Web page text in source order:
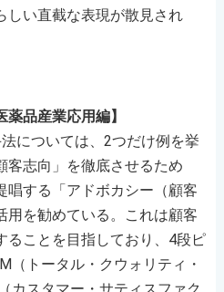
しい直截な表現が散見され
薬品産業応用編】
については、2つだけ例を挙
客志向」を徹底させるため
唱する「アドボカシー（顧客
用を勧めている。これは顧客
ることを目指しており、4段ピ
（トータル・クウォリティ・
カスタマー・サティスファク